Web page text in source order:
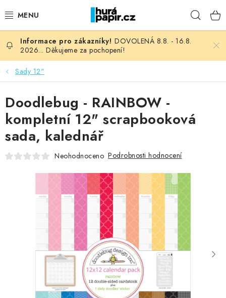
na
NOVINKY
HURÁ DÍLNA
VŠECHNO ZBOŽÍ
KNIHAŘSKÝ MATERIÁL
OBLÍBENÉ ♥️
FOTORECENZE
MOJE OBJEDNÁVKA
ZNAČKY
Kontakty Moje objednávka
DOVOLENÁ 8.8. - 16.8.
2026... Děkujeme za pochopení!
Sady 12"
Doodlebug - RAINBOW -
kompletní 12" scrapbooková
sada, kalednář
Neohodnoceno Podrobnosti hodnocení